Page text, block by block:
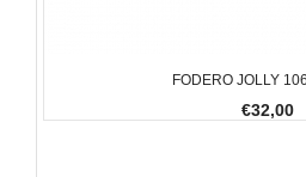
FODERO JOLLY
€32,00